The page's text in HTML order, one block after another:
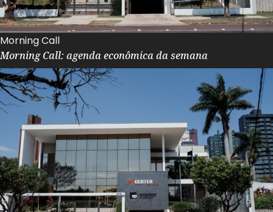
Morning Call
Morning Call: agenda econômica da semana